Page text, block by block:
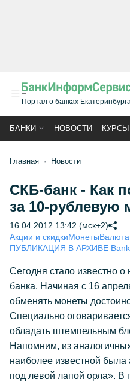
Портал о банках
БАНКИ НОВОСТИ
Главная Новости
СКБ-банк - Как
за 10-рублевую
16.04.2012 13:42 (мск+2)
Акции и скидкиМонетыВалюта
ПУБЛИКАЦИЯ В АРХИВЕ
Сегодня стало известно
банка. Начиная с 16
обменять монеты
Специально
обладать штемпельным
Напомним, из
наиболее известной
под левой лапой орла». В